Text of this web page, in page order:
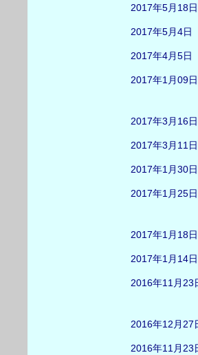
2017年5月18日
2017年5月4日
2017年4月5日
2017年1月09日
2017年3月16日
2017年3月11日
2017年1月30日
2017年1月25日
2017年1月18日
2017年1月14日
2016年11月23
2016年12月27
2016年11月23